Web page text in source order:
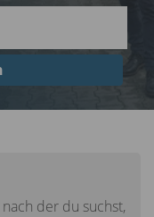
der du suchst,